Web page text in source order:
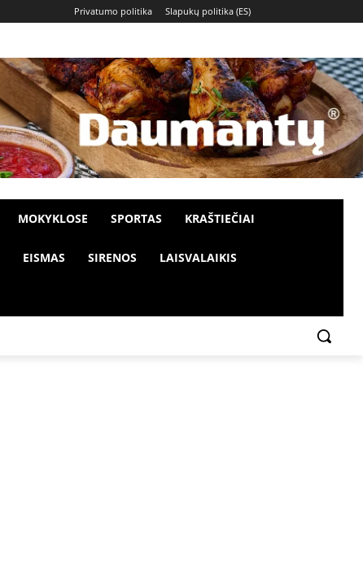
Privatumo politika Slapukų politika (ES)
MOKYKLOSE SPORTAS KRAŠTIEČIAI
EISMAS SIRENOS LAISVALAIKIS